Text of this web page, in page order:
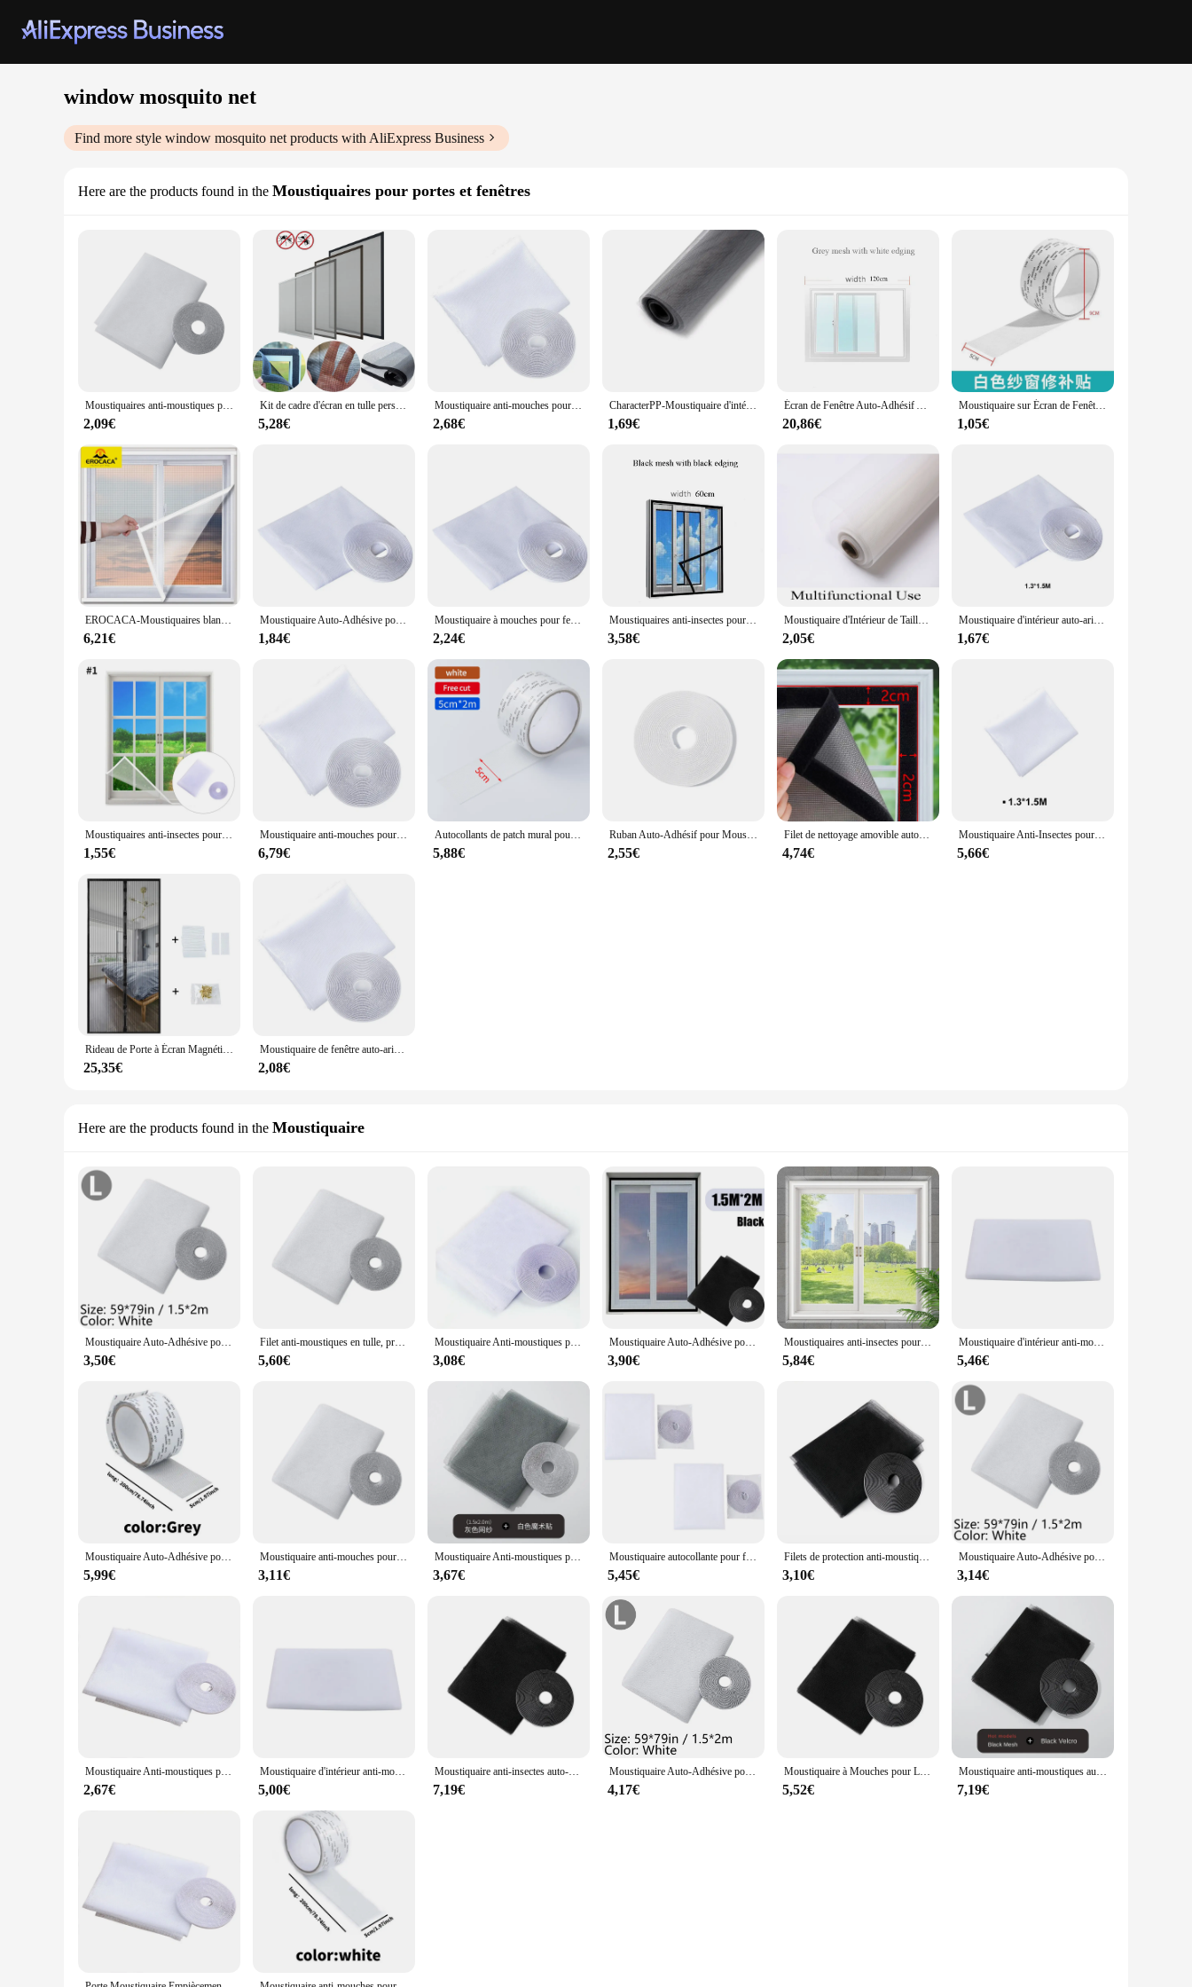
window mosquito net
Find more style window mosquito net products with AliExpress Business
Here are the products found in the Moustiquaires pour portes et fenêtres
Moustiquaires anti-moustiques pour fenêtre de chambre à coucher, rideau d'écran anti-insectes d'intérieur, maille anti-insectes, ruban de réparation d'écran anti-insectes
2,09€
Kit de cadre d'écran en tulle personnalisé, écran de fenêtre personnalisé, filet de fenêtre auto-adhésif, insectes, poète, voies aériennes
5,28€
Moustiquaire anti-mouches pour fenêtre, filet adhésif en maille, anti-insectes volants, rideaux pour fenêtres de cuisine, protection de la maison
2,68€
CharacterPP-Moustiquaire d'intérieur sur mesure, protection familiale, design respirant et transparent pour les fenêtres et les portes
1,69€
Écran de Fenêtre Auto-Adhésif Anti-insectes, Taille Personnalisée, Filet d'Investissement pour Fenêtres, Été
20,86€
Moustiquaire sur Écran de Fenêtre, Rideau en Treillis D.lique, Pare-Brise de Porte pour la Maison, 5x200cm
1,05€
EROCACA-Moustiquaires blanches pour fenêtre, filet anti-insectes, tulle à air invisible, anti-moustiques violets
6,21€
Moustiquaire Auto-Adhésive pour Fenêtre, Rideau Anti-Mouches, Porte, Bricolage, Coupe Libre
1,84€
Moustiquaire à mouches pour fenêtre, filet anti-insectes pour fenêtre intérieure, facile à installer avec bande, Textile pour la maison
2,24€
Moustiquaires anti-insectes pour fenêtre, moustiquaires, moustiquaires, filet anti-buée, tulle à air, invisible, noir, violet
3,58€
Moustiquaire d'Intérieur de Taille Personnalisable pour Fenêtre, Protège Bébé et Famille Contre les Insectes, PP Nano
2,05€
Moustiquaire d'intérieur auto-arina pour fenêtre, rideau anti-moustiques pour porte, filet à mailles pour insectes
1,67€
Moustiquaires anti-insectes pour fenêtre de chambre à coucher d'été, rideau anti-mouches auto-adhésif d'intérieur, maille en nylon
1,55€
Moustiquaire anti-mouches pour fenêtre, filet adhésif en maille, anti-insectes volants, rideaux pour cuisine, fenêtres, protection de la maison
6,79€
Autocollants de patch mural pour écran de fenêtre en maille, filet de fixation, adhésif pour la maison, anti-moustiques, mouche, insecte, réparation d'insectes
5,88€
Ruban Auto-Adhésif pour Moustiquaire de Fenêtre de Cuisine, Protection Domestique, Rideau Anti-Mouches Anti-Insectes d'Nik
2,55€
Filet de nettoyage amovible auto-adhésif, filet menstruel anti-insectes, moustiquaire pour rideau anti-insectes, moustiquaire d'été en tulle, noir
4,74€
Moustiquaire Anti-Insectes pour Fenêtre, Rideau en Maille pour Chambre d'Nik, DIY
5,66€
Rideau de Porte à Écran Magnétique, Moustiquaire, Anti-Mouches, Maille, Fermeture existent, 5 Tailles, Installation Facile, 1 Pièce, Nouveauté 2024
25,35€
Moustiquaire de fenêtre auto-arina, écran anti-moustiques, bricolage, coupe gratuite, Monténégro d'insectes à mailles
2,08€
Here are the products found in the Moustiquaire
Moustiquaire Auto-Adhésive pour Fenêtre, Rideau Anti-Mouches, Porte, Bricolage, Coupe Libre
3,50€
Filet anti-moustiques en tulle, protection de fenêtre, rideau de porte, textile de maison, jardin
5,60€
Moustiquaire Anti-moustiques pour Porte et Fenêtre, Filets Adhésifs, Protection Contre les Insectes, pour Chambre, Cuisine, 130x150cm, 150x200cm
3,08€
Moustiquaire Auto-Adhésive pour Fenêtre, Rideau Anti-Mouches, Porte, Bricolage, Coupe Libre
3,90€
Moustiquaires anti-insectes pour fenêtre, maille d'écran, taille personnalisée, tulle invisible, violet noir contre les moustiques et les mouches
5,84€
Moustiquaire d'intérieur anti-moustiques, rideau en maille, protection de la maison, filet de fenêtre, fournitures de maison durables de haute qualité
5,46€
Moustiquaire Auto-Adhésive pour Fenêtre, Rideau Anti-Mouches, Porte, Bricolage, Coupe Libre
5,99€
Moustiquaire anti-mouches pour fenêtre, filet adhésif en maille, anti-insectes volants, rideaux pour cuisine, fenêtres, protection de la maison
3,11€
Moustiquaire Anti-moustiques pour Porte et Fenêtre, Filets Adhésifs, Protection Contre les Insectes, pour Chambre et Cuisine, 130x150cm, 150x200cm
3,67€
Moustiquaire autocollante pour fenêtre, 1/2/3 pièces, porte anti-moustiques, maille, bricolage, coupe libre, rideau anti-insectes
5,45€
Filets de protection anti-moustiques d'intérieur, 130x150cm, pour fenêtre, cuisine, porte, pièce arina, anti-insectes, rideaux
3,10€
Moustiquaire Auto-Adhésive pour Fenêtre, Rideau Anti-Mouches, Porte, Bricolage, Coupe Libre
3,14€
Moustiquaire Anti-moustiques pour Porte et Fenêtre, Filets Adhésifs, Protection Contre les Insectes, pour Chambre et Cuisine, 130x150cm, 150x200cm
2,67€
Moustiquaire d'intérieur anti-moustiques, rideau en maille, protection pour la maison, filet pour fenêtre, fournitures durables de haute qualité pour la maison
5,00€
Moustiquaire anti-insectes auto-arina, rideaux anti-mouches d'intérieur, filet de fenêtre bricolage, filet de protection, textile de maison, lit, jardin
7,19€
Moustiquaire Auto-Adhésive pour Fenêtre, Rideau Anti-Mouches, Porte, Bricolage, Coupe Libre
4,17€
Moustiquaire à Mouches pour Lit, Rideau Transparent en Maille, Protection de Porte de Canapé Convertible, Textile de Maison, Jardin
5,52€
Moustiquaire anti-moustiques auto-arina, rideaux anti-mouches d'intérieur, filet de fenêtre, filet de protection, textile de maison, lit, jardin, bricolage
7,19€